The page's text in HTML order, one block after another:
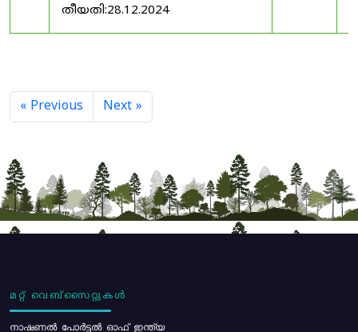
തീയതി:28.12.2024
« Previous Next »
മറ്റ് വെബ്സൈറ്റുകൾ
നാഷണൽ പോർട്ടൽ ഓഫ് ഇന്ത്യ